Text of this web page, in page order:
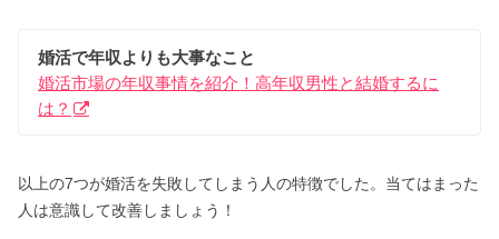
婚活で年収よりも大事なこと
婚活市場の年収事情を紹介！高年収男性と結婚するに
は？
以上の7つが婚活を失敗してしまう人の特徴でした。当てはまった
人は意識して改善しましょう！